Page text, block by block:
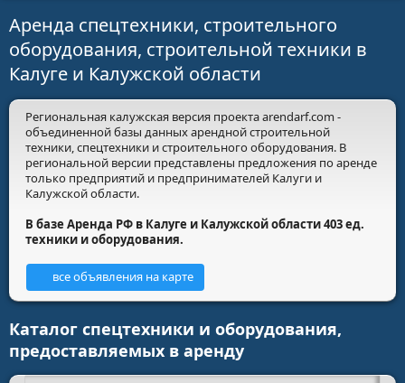
Аренда спецтехники, строительного
оборудования, строительной техники в
Калуге и Калужской области
Региональная калужская версия проекта arendarf.com -
объединенной базы данных арендной строительной
техники, спецтехники и строительного оборудования. В
региональной версии представлены предложения по аренде
только предприятий и предпринимателей Калуги и
Калужской области.
В базе Аренда РФ в Калуге и Калужской области 403 ед.
техники и оборудования.
все объявления на карте
Каталог спецтехники и оборудования,
предоставляемых в аренду